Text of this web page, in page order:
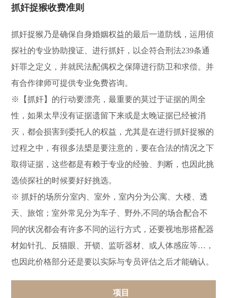
抓奸捉猴收费准则
抓奸捉猴乃是确保自身婚姻权益的最后一道防线，运用侦
探社的专业协助搜证、进行抓奸，以企符合刑法239条通
奸罪之定义，并就民法配偶权之保障进行防卫和求偿。并
有合作律师可提供专业免费咨询。
※【抓奸】的行动要漂亮，最重要的莫过于证据的周全
性，如果太早没有证据遗留下来或是太晚证据已经被消
灭，都会损害到委托人的权益，尤其是在进行抓奸捉猴的
过程之中，有很多法槼是要注意的，要在合法的情况之下
取得证据，这些都是有赖于专业的经验、判断，也因此挑
选侦探社的时候要好好挑选。
※ 抓奸的场所分室内、室外，室内分为公寓、大楼、透
天、旅馆；室外常见分为车子、野外,不同的场合配合不
同的状况都会有许多不同的运行方式，还要视地形搭配器
材如针孔、反猫眼、开锁、监听器材、或人体感应等…，
也因此价格部分还是要以实际与专员评估之后才能确认。
项目